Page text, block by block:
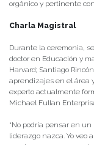
orgánico y pertinente
Charla Magistral
Durante la ceremonia,
doctor en Educación y
Harvard; Santiago
aprendizajes en el área
experto actualmente
Michael Fullan
“No podría pensar en
liderazgo nazca. Yo veo